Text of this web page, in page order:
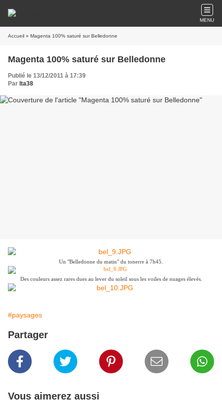
MENU
Accueil » Magenta 100% saturé sur Belledonne
Magenta 100% saturé sur Belledonne
Publié le 13/12/2011 à 17:39
Par lta38
Un "Belledonne du matin" du tonerre à 7h45.
Des couleurs assez rares dues au lever du soleil sous les voiles de nuages élevés.
#paysages
Partager
Vous aimerez aussi